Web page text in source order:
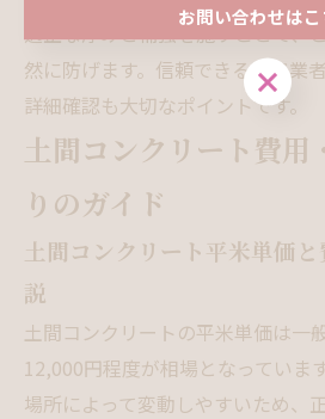
適正な厚みと補強を施すことで、
然に防げます。信頼できる施工業
詳細確認も大切なポイントです。
土間コンクリート費用
りのガイド
土間コンクリート平米単価
説
土間コンクリートの平米単価は一
12,000円程度が相場となっていま
場所によって変動しやすいため、
お問い合わせは
お問い合わせはこ